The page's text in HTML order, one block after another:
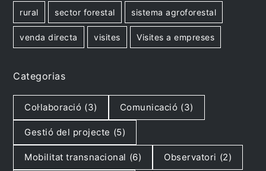
rural sector forestal sistema agroforestal
venda directa visites Visites a empreses
Categorias
Col·laboració (3) Comunicació (3)
Gestió del projecte (5)
Mobilitat transnacional (6) Observatori (2)